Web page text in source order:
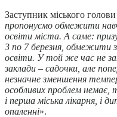
Заступник міського
пропонуємо обмежити
освіти міста. А саме:
3 по 7 березня, обмежити
освіти. У той же час не
заклади – садочки, але
незначне зменшення
особливих проблем немає,
і перша міська лікарня, і
опаленні».